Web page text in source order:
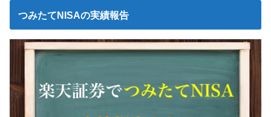
つみたてNISAの実績報告